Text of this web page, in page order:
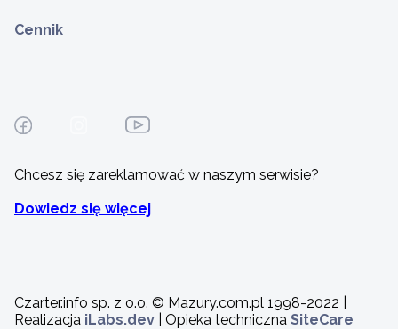
Cennik
Chcesz się zareklamować w naszym serwisie?
Dowiedz się więcej
Czarter.info sp. z o.o. © Mazury.com.pl 1998-2022 |
Realizacja iLabs.dev | Opieka techniczna SiteCare